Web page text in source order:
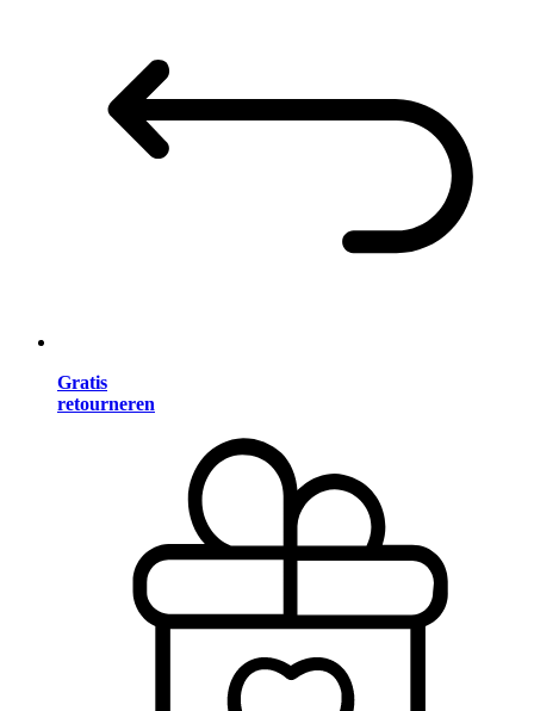
Gratis
retourneren